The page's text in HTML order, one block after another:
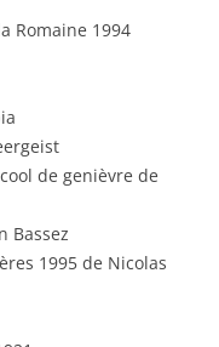
Romaine 1994
de genièvre de
Bassez
1995 de Nicolas